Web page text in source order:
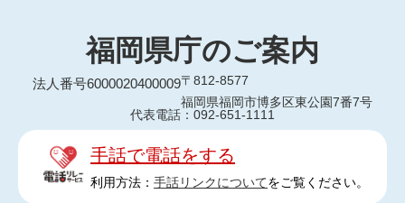
福岡県庁のご案内
法人番号6000020400009〒812-8577
福岡県福岡市博多区東公園7番7号
代表電話：092-651-1111
手話で電話をする
利用方法： 手話リンクについてをご覧ください。